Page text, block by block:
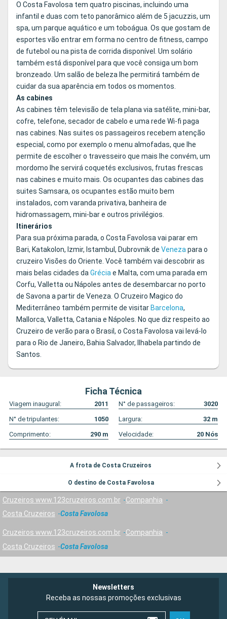
O Costa Favolosa tem quatro piscinas, incluindo uma
infantil e duas com teto panorâmico além de 5 jacuzzis, um
spa, um parque aquático e um toboágua. Os que gostam de
esportes vão entrar em forma no centro de fitness, campo
de futebol ou na pista de corrida disponível. Um solário
também está disponível para que você consiga um bom
bronzeado. Um salão de beleza lhe permitirá também de
cuidar da sua aparência em todos os momentos.
As cabines
As cabines têm televisão de tela plana via satélite, mini-bar,
cofre, telefone, secador de cabelo e uma rede Wi-fi paga
nas cabines. Nas suites os passageiros recebem atenção
especial, como por exemplo o menu almofadas, que lhe
permite de escolher o travesseiro que mais lhe convém, um
mordomo lhe servirá coquetés exclusivos, frutas frescas
nas cabines e muito mais. Os ocupantes das cabines das
suites Samsara, os ocupantes estão muito bem
instalados, com varanda privativa, banheira de
hidromassagem, mini-bar e outros privilégios.
Itinerários
Para sua próxima parada, o Costa Favolosa vai parar em
Bari, Katakolon, Izmir, Istambul, Dubrovnik de Venezapara o
cruzeiro Visões do Oriente. Você também vai descobrir as
mais belas cidades daGréciae Malta, com uma parada em
Corfu, Valletta ou Nápoles antes de desembarcar no porto
de Savona a partir de Veneza. O Cruzeiro Magico do
Mediterrâneo também permite de visitar Barcelona, ​​
Mallorca, Valletta, Catania e Nápoles. No que diz respeito ao
Cruzeiro de verão para o Brasil, o Costa Favolosa vai levá-lo
para o Rio de Janeiro, Bahia Salvador, Ilhabela partindo de
Santos.
Ficha Técnica
Viagem inaugural: 2011 N° de passageiros:
3020
N° de tripulantes:
1050 Largura: 32 m
Comprimento:
290 m Velocidade: 20 Nós
A frota de Costa Cruzeiros
O destino de Costa Favolosa
Cruzeiros www.123cruzeiros.com.br
Companhia
Costa Cruzeiros
Costa Favolosa
Cruzeiros www.123cruzeiros.com.br
Companhia
Costa Cruzeiros
Costa Favolosa
Newsletters
Receba as nossas promoções exclusivas